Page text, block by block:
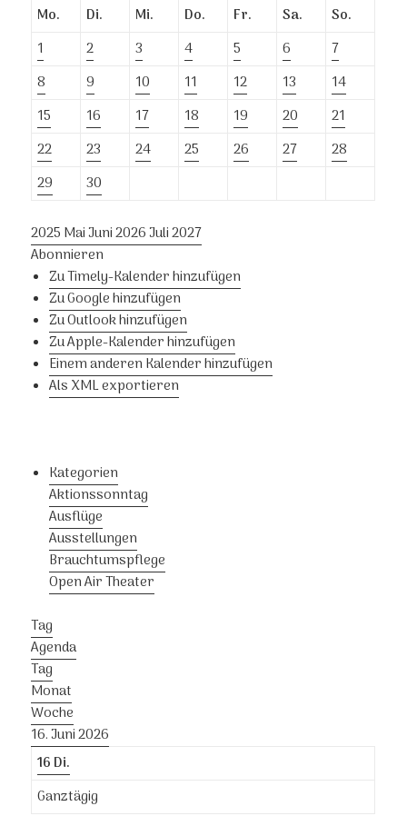
Mo.
Di. Mi. Do. Fr. Sa.
So.
1
2 3 4 5 6
7
8
9 10 11 12 13
14
15
16 17 18 19 20
21
22
23 24 25 26 27
28
29
30
2025 MaiJuni 2026Juli2027
Abonnieren
Zu Timely-Kalender hinzufügen
Zu Google hinzufügen
Zu Outlook hinzufügen
Zu Apple-Kalender hinzufügen
Einem anderen Kalender hinzufügen
Als XML exportieren
Kategorien
Aktionssonntag
Ausflüge
Ausstellungen
Brauchtumspflege
Open Air Theater
Tag
Agenda
Tag
Monat
Woche
16. Juni 2026
16 Di.
Ganztägig